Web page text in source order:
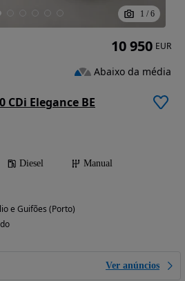
1 / 6
CDi Elegance BE
Diesel
Manual
e Guifões (Porto)
Ver anúncios
10 950 EUR
Abaixo da média